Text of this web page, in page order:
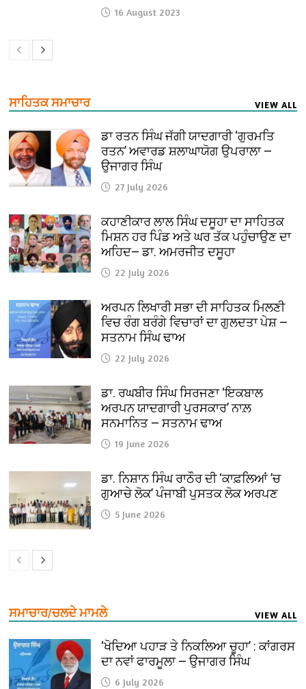
16 August 2023
ਸਾਹਿਤਕ ਸਮਾਚਾਰ VIEW ALL
ਡਾ ਰਤਨ ਸਿੰਘ ਜੱਗੀ ਯਾਦਗਾਰੀ ‘ਗੁਰਮਤਿ
ਰਤਨ’ ਅਵਾਰਡ ਸ਼ਲਾਘਾਯੋਗ ਉਪਰਾਲਾ —
ਉਜਾਗਰ ਸਿੰਘ
27 July 2026
ਕਹਾਣੀਕਾਰ ਲਾਲ ਸਿੰਘ ਦਸੂਹਾ ਦਾ ਸਾਹਿਤਕ
ਮਿਸ਼ਨ ਹਰ ਪਿੰਡ ਅਤੇ ਘਰ ਤੱਕ ਪਹੁੰਚਾਉਣ ਦਾ
ਅਹਿਦ— ਡਾ. ਅਮਰਜੀਤ ਦਸੂਹਾ
22 July 2026
ਅਰਪਨ ਲਿਖਾਰੀ ਸਭਾ ਦੀ ਸਾਹਿਤਕ ਮਿਲਣੀ
ਵਿਚ ਰੰਗ ਬਰੰਗੇ ਵਿਚਾਰਾਂ ਦਾ ਗੁਲਦਤਾ ਪੇਸ਼ —
ਸਤਨਾਮ ਸਿੰਘ ਢਾਅ
22 July 2026
ਡਾ. ਰਘਬੀਰ ਸਿੰਘ ਸਿਰਜਣਾ ‘ਇਕਬਾਲ
ਅਰਪਨ ਯਾਦਗਾਰੀ ਪੁਰਸਕਾਰ’ ਨਾਲ਼
ਸਨਮਾਨਿਤ — ਸਤਨਾਮ ਢਾਅ
19 June 2026
ਡਾ. ਨਿਸ਼ਾਨ ਸਿੰਘ ਰਾਠੌਰ ਦੀ ‘ਕਾਫ਼ਲਿਆਂ ’ਚ
ਗੁਆਚੇ ਲੋਕ’ ਪੰਜਾਬੀ ਪੁਸਤਕ ਲੋਕ ਅਰਪਣ
5 June 2026
ਸਮਾਚਾਰ/ਚਲਦੇ ਮਾਮਲੇ VIEW ALL
‘ਖੋਦਿਆ ਪਹਾੜ ਤੇ ਨਿਕਲਿਆ ਚੂਹਾ’ : ਕਾਂਗਰਸ
ਦਾ ਨਵਾਂ ਫਾਰਮੂਲਾ — ਉਜਾਗਰ ਸਿੰਘ
6 July 2026